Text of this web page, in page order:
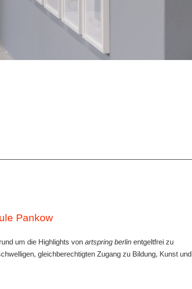
Pankow
um die Highlights von artspring berlinentgeltfrei zu
gleichberechtigten Zugang zu Bildung, Kunst und